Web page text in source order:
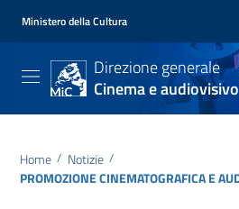
Ministero della Cultura
Direzione generale
Cinema e audiovisivo
Home / Notizie /